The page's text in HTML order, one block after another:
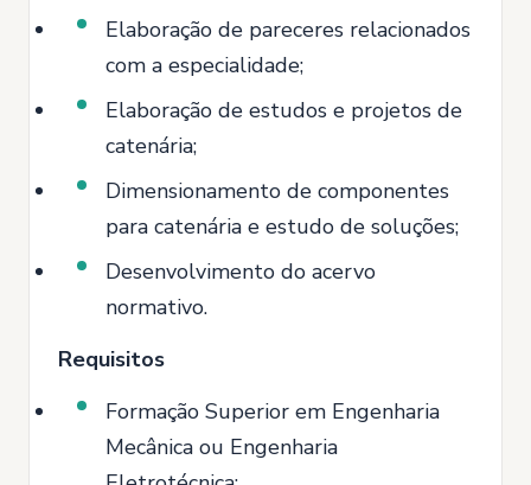
Elaboração de pareceres relacionados
com a especialidade;
Elaboração de estudos e projetos de
catenária;
Dimensionamento de componentes
para catenária e estudo de soluções;
Desenvolvimento do acervo
normativo.
Requisitos
Formação Superior em Engenharia
Mecânica ou Engenharia